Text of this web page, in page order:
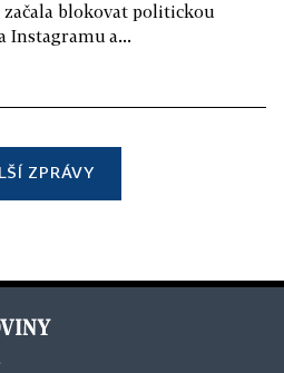
blokovat politickou
Instagramu a...
ZPRÁVY